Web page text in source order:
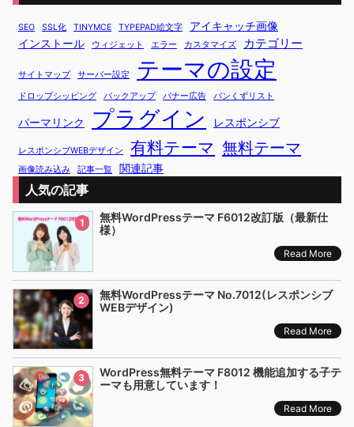
SEO SSL化 TINYMCE TYPEPAD絵文字
アイキャッチ画像
インストール
ウィジェット エラー カスタマイズ カテゴリー
サイトマップ サーバー設定 テーマの設定
ドロップシッピング バックアップ バナー広告 パンくずリスト
パーマリンク プラグイン レスポンシブ
レスポンシブWEBデザイン 有料テーマ 無料テーマ
画像読み込み 記事一覧 関連記事
人気の記事
1
無料WordPressテーマ F6012改訂版（最新仕
様）
Read More
2
無料WordPressテーマ No.7012(レスポンシブ
WEBデザイン)
Read More
3
WordPress無料テーマ F8012 機能追加する子テ
ーマも用意しています！
Read More